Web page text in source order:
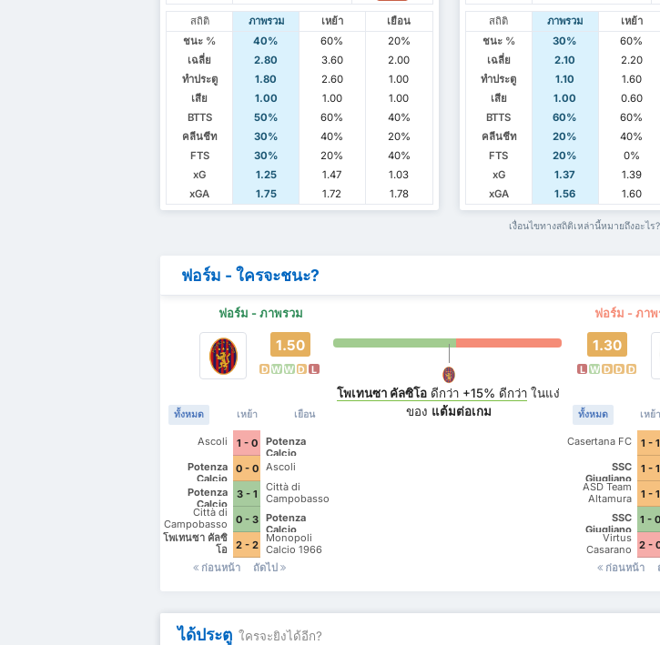
สถิติ ภาพรวม เหย้า
เยือน
ชนะ %
40% 60%
20%
เฉลี่ย
2.80 3.60
2.00
ทำประตู
1.80 2.60
1.00
เสีย
1.00 1.00
1.00
BTTS
50% 60%
40%
คลีนชีท
30% 40%
20%
FTS
30% 20%
40%
xG
1.25 1.47
1.03
xGA
1.75 1.72 1.78
สถิติ ภาพรวม เหย้า
ชนะ %
30% 60%
เฉลี่ย
2.10 2.20
ทำประตู
1.10 1.60
เสีย
1.00 0.60
BTTS
60% 60%
คลีนชีท
20% 40%
FTS
20% 0%
xG
1.37 1.39
xGA
1.56 1.60
เงื่อนไขทางสถิติเหล่านี้หมายถึงอะไร
ฟอร์ม - ใครจะชนะ?
ฟอร์ม - ภาพรวม ฟอร์ม - ภาพ
1.50
D W W D L
ทั้งหมด เหย้า เยือน
Ascoli 1 - 0
Potenza
Calcio
Potenza
Calcio
0 - 0
Ascoli
Potenza
Calcio
3 - 1
Città di
Campobasso
Città di
Campobasso
0 - 3
Potenza
Calcio
โพเทนซา คัลซิ
โอ
2 - 2
Monopoli
Calcio 1966
ก่อนหน้า
ถัดไป
โพเทนซา คัลซิโอ ดีกว่า +15% ดีกว่า ในแง่
ของ แต้มต่อเกม
1.30
L W D D D
ทั้งหมด เหย้า
Casertana FC 1 - 1
SSC
Giugliano
1 - 1
ASD Team
Altamura
1 - 1
SSC
Giugliano
1 - 0
Virtus
Casarano
2 -
ก่อนหน้า
ได้ประตู ใครจะยิงได้อีก?